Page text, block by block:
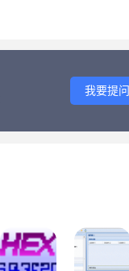
我要提问